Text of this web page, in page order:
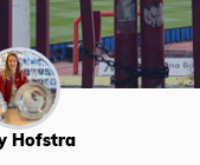
Hofstra